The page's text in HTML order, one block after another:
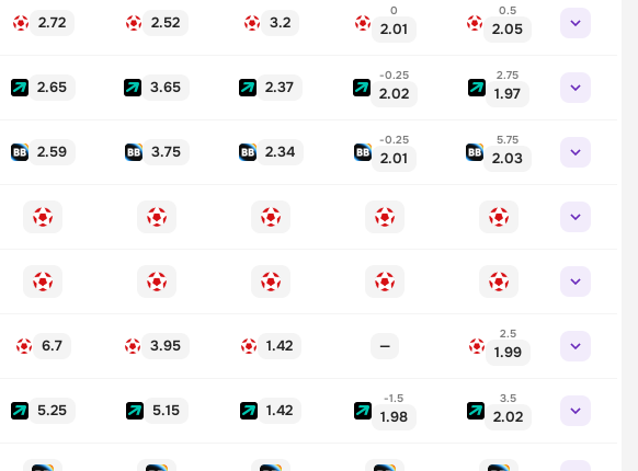
2.72 2.52 3.2
0
2.01
0.5
2.05
2.65 3.65 2.37
-0.25
2.02
2.75
1.97
2.59 3.75 2.34
-0.25
2.01
5.75
2.03
6.7 3.95 1.42 —
2.5
1.99
5.25 5.15 1.42
-1.5
1.98
3.5
2.02